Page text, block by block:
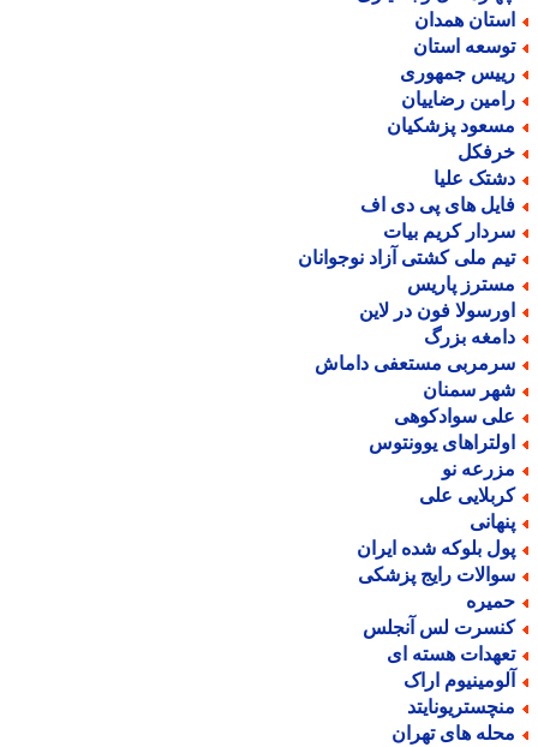
همدان
استان
جمهوری
رضاییان
پزشکیان
علیا
های پی دی اف
کریم بیات
ملی کشتی آزاد نوجوانان
پاریس
فون در لاین
بزرگ
مستعفی داماش
سمنان
سوادکوهی
یوونتوس
نو
علی
بلوکه شده ایران
رایج پزشکی
لس آنجلس
هسته ای
اراک
های تهران